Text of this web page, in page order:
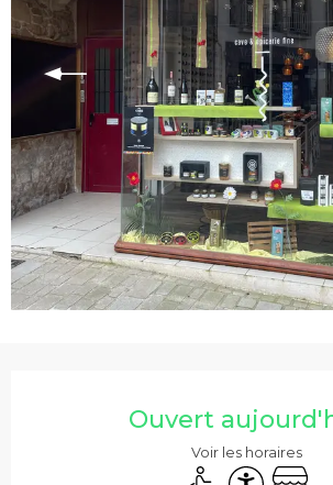
Ouvert
Voir les horaires
Accès handicapés
Accessibilité